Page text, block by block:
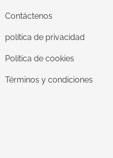
Contáctenos
política de privacidad
Política de cookies
Términos y condiciones